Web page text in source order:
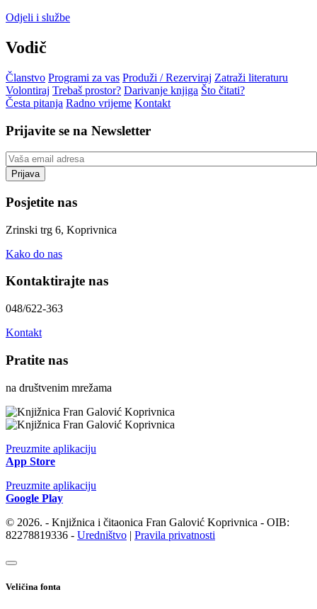
Odjeli i službe
Vodič
Članstvo Programi za vas Produži / Rezerviraj Zatraži literaturu
Volontiraj Trebaš prostor? Darivanje knjiga Što čitati?
Česta pitanja Radno vrijeme Kontakt
Prijavite se na Newsletter
Posjetite nas
Zrinski trg 6, Koprivnica
Kako do nas
Kontaktirajte nas
048/622-363
Kontakt
Pratite nas
na društvenim mrežama
Preuzmite aplikaciju
App Store
Preuzmite aplikaciju
Google Play
© 2026. - Knjižnica i čitaonica Fran Galović Koprivnica - OIB:
82278819336 - Uredništvo | Pravila privatnosti
Veličina fonta